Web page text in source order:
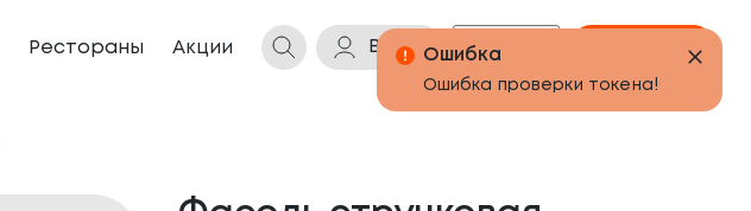
Рестораны Акции Войти Бонусы Корзина